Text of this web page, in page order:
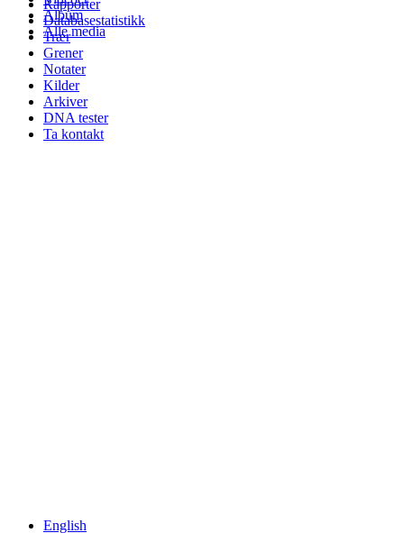
Album
Alle media
Rapporter
Databasestatistikk
Trær
Grener
Notater
Kilder
Arkiver
DNA tester
Ta kontakt
English